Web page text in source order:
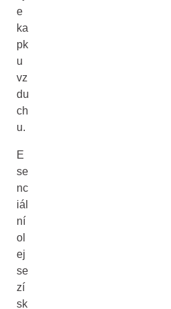
e
ka
pk
u
vz
du
ch
u.
E
se
nc
iál
ní
ol
ej
se
zí
sk